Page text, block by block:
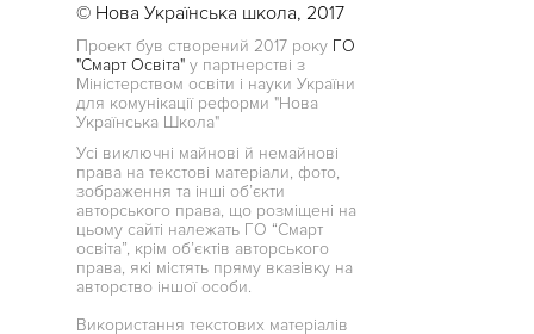
© Нова Українська школа, 2017
Проект був створений 2017 року ГО
"Смарт Освіта" у партнерстві з
Міністерством освіти і науки України
для комунікації реформи "Нова
Українська Школа"
Усі виключні майнові й немайнові
права на текстові матеріали, фото,
зображення та інші об’єкти
авторського права, що розміщені на
цьому сайті належать ГО “Смарт
освіта”, крім об’єктів авторського
права, які містять пряму вказівку на
авторство іншої особи.
Використання текстових матеріалів